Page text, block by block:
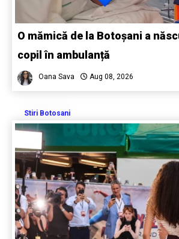
O mămică de la Botoșani a
copil în ambulanță
Oana Sava Aug 08, 2026
Stiri Botosani